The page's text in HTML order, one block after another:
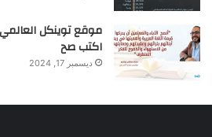
موقع توينكل
اكتب صح
ديسمبر 17, 2024